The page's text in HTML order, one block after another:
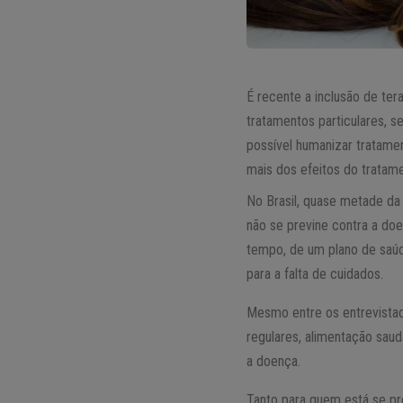
É recente a inclusão de
tratamentos particulares,
possível humanizar
mais dos efeitos do
No Brasil, quase metade
não se previne contra a
tempo, de um plano de
para a falta de cuidados.
Mesmo entre os
regulares, alimentação
a doença.